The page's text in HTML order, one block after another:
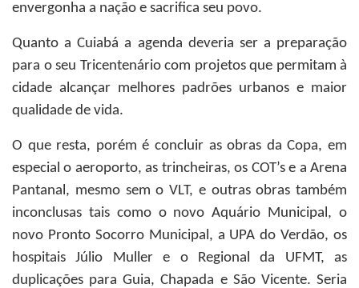
envergonha a nação e sacrifica seu povo.
Quanto a Cuiabá a agenda deveria ser a preparação
para o seu Tricentenário com projetos que permitam à
cidade alcançar melhores padrões urbanos e maior
qualidade de vida.
O que resta, porém é concluir as obras da Copa, em
especial o aeroporto, as trincheiras, os COT’s e a Arena
Pantanal, mesmo sem o VLT, e outras obras também
inconclusas tais como o novo Aquário Municipal, o
novo Pronto Socorro Municipal, a UPA do Verdão, os
hospitais Júlio Muller e o Regional da UFMT, as
duplicações para Guia, Chapada e São Vicente. Seria